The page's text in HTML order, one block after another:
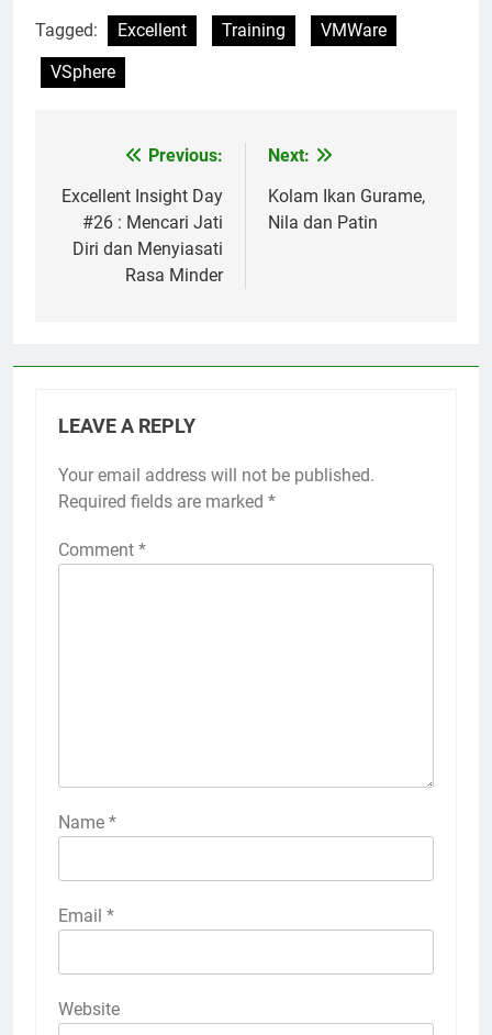
Tagged: Excellent Training
VMWare
VSphere
navigation
Previous:
Excellent Insight Day
#26 : Mencari Jati
Diri dan Menyiasati
Rasa Minder
Next:
Kolam Ikan Gurame,
Nila dan Patin
LEAVE A REPLY
Your email address will not be published.
Required fields are marked *
Comment *
Name *
Email *
Website